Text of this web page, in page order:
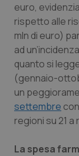
Emilia-
Friuli
Lazio
Liguria
Diabete
Disturbi
euro,
rispetto alle
mln di euro)
ad
quanto si
(gennaio-
un
settembre
regioni su 21
La spesa